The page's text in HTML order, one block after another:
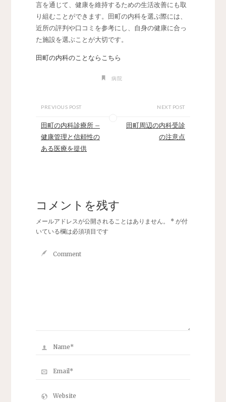
言を通じて、健康を維持するための生活改善にも取
り組むことができます。田町の内科を選ぶ際には、
近所の評判や口コミを参考にし、自身の健康に合っ
た施設を選ぶことが大切です。
田町の内科のことならこちら
病院
PREVIOUS POST
田町の内科診療所 –
健康管理と信頼性の
ある医療を提供
NEXT POST
田町周辺の内科受診
の注意点
コメントを残す
メールアドレスが公開されることはありません。 *が付
いている欄は必須項目です